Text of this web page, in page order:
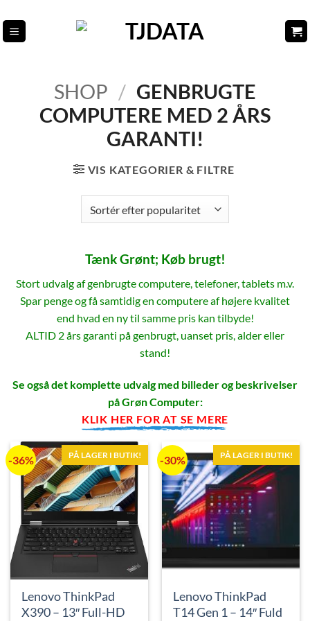
til
indhold
SHOP / GENBRUGTE
COMPUTERE MED 2 ÅRS
GARANTI!
VIS KATEGORIER & FILTRE
Tænk Grønt; Køb brugt!
Stort udvalg af genbrugte computere, telefoner, tablets m.v.
Spar penge og få samtidig en computere af højere kvalitet
end hvad en ny til samme pris kan tilbyde!
ALTID 2 års garanti på genbrugt, uanset pris, alder eller
stand!
Se også det komplette udvalg med billeder og beskrivelser
på Grøn Computer:
KLIK HER FOR AT SE MERE
-36% PÅ LAGER I BUTIK!
Lenovo ThinkPad
X390 – 13″ Full-HD
-30% PÅ LAGER I BUTIK!
Lenovo ThinkPad
T14 Gen 1 – 14″ Fuld